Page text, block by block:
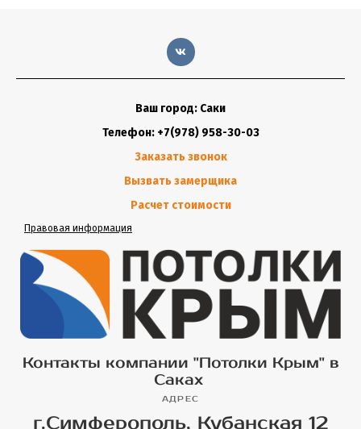
Ваш город: Саки
Телефон: +7(978) 958-30-03
Заказать звонок
Вызвать замерщика
Расчет стоимости
Правовая информация
Контакты компании "Потолки Крым" в
Саках
АДРЕС
г.Симферополь, Кубанская 12